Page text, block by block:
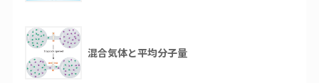
混合気体と平均分子量